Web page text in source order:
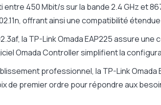
450 Mbit/s sur la bande 2.4 GHz et
802.11n, offrant ainsi une compatibilité
la TP-Link Omada EAP225 assure
Omada Controller simplifient la
professionnel, la TP-Link
de premier ordre pour répondre aux